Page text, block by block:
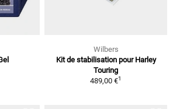
Wilbers
Kit de stabilisation pour Harley
Touring
489,00 €1